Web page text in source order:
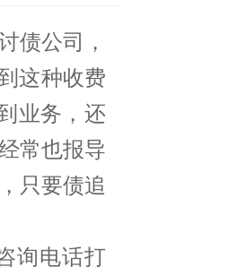
债公司
，
这种收费
业务，还
常也报导
只要债追
询电话打